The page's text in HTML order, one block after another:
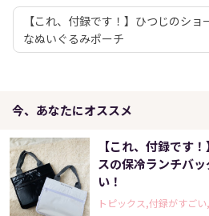
【これ、付録です！】ひつじのシ
なぬいぐるみポーチ
今、あなたにオススメ
【これ、付録です
スの保冷ランチバ
い！
トピックス,付録がすご